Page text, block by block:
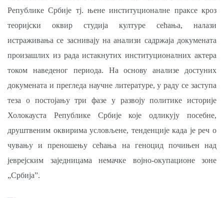
Републике Србије тј. њене институционалне праксе кроз
теоријски оквир студија културе сећања, налази
истраживања се заснивају на анализи садржаја докумената
произашлих из рада истакнутих институционалних актера
током наведеног периода. На основу анализе достуних
докумената и прегледа научне литературе, у раду се заступа
теза о постојању три фазе у развоју политике историје
Холокауста Републике Србије које одликују посебне,
друштвеним оквирима условљене, тенденције када је реч о
чувању и преношењу сећања на геноцид почињен над
јеврејским заједницама немачке војно-окупационе зоне
„Србија”.